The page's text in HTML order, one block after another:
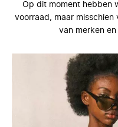
Op dit moment hebben
voorraad, maar
van merken